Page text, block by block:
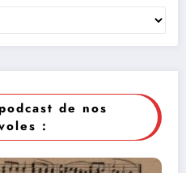
de nos
: